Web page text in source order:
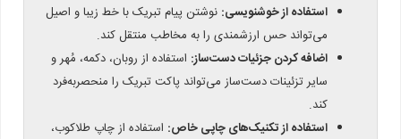
استفاده از خوشنویسی: نوشتن پیام تبریک با خط زیبا و اصیل
می‌تواند حس ارزشمندی را به مخاطب منتقل کند.
اضافه کردن جزئیات دست‌ساز: استفاده از روبان، دکمه، مُهر و
سایر تزئینات دست‌ساز می‌تواند پاکت تبریک را منحصربه‌فرد
کند.
استفاده از تکنیک‌های چاپی خاص: استفاده از چاپ طلاکوب،